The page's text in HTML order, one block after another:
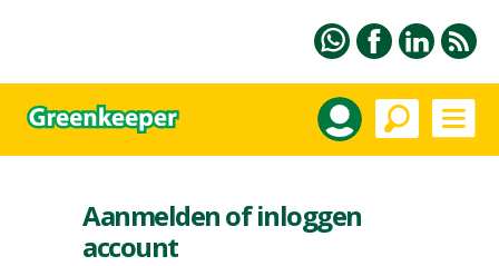
Aanmelden of inloggen
account